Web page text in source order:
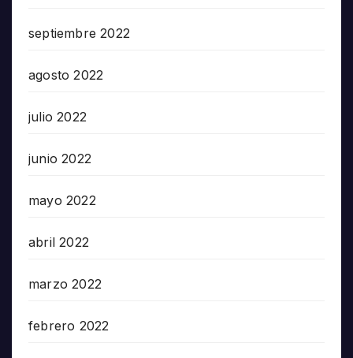
septiembre 2022
agosto 2022
julio 2022
junio 2022
mayo 2022
abril 2022
marzo 2022
febrero 2022